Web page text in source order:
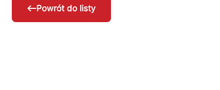
Powrót do listy